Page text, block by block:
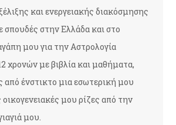
και ενεργειακής διακόσμησης
στην Ελλάδα και στο
μου για την Αστρολογία
χρονών με βιβλία και μαθήματα,
ένστικτο μια εσωτερική μου
οικογενειακές μου ρίζες από την
μου.